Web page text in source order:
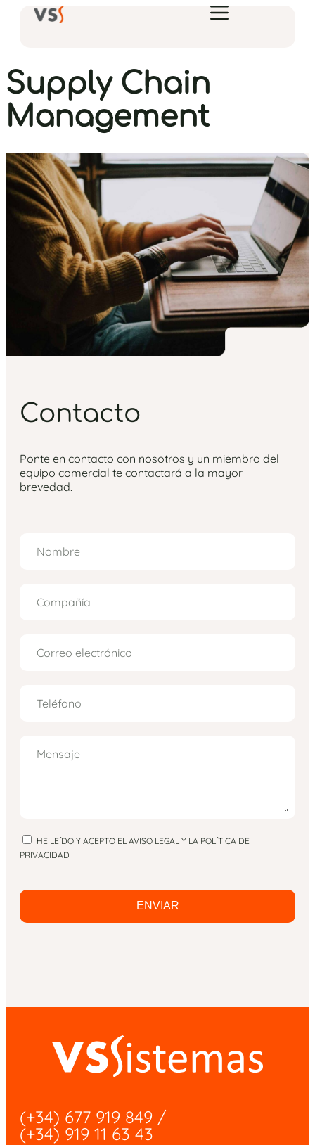
Supply Chain
Management
Contacto
Ponte en contacto con nosotros y un miembro del
equipo comercial te contactará a la mayor
brevedad.
HE LEÍDO Y ACEPTO EL AVISO LEGAL Y LA POLÍTICA DE
PRIVACIDAD
ENVIAR
(+34) 677 919 849 /
(+34) 919 11 63 43